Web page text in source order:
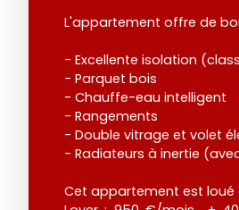
L'appartement offre de
- Excellente isolation
- Parquet bois
- Chauffe-eau intelligent
- Rangements
- Double vitrage et volet
- Radiateurs à inertie
Cet appartement est loué